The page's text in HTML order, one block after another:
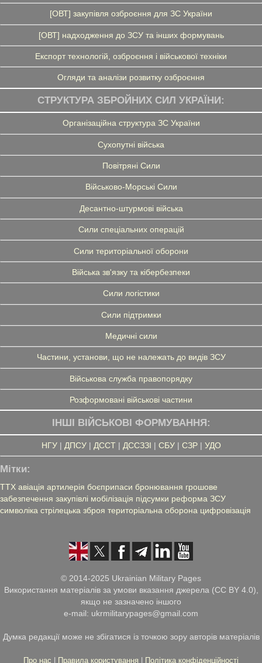
[ОВТ] закупівля озброєння для ЗС України
[ОВТ] надходження до ЗСУ та інших формувань
Експорт технологій, озброєння і військової техніки
Огляди та аналізи розвитку озброєння
СТРУКТУРА ЗБРОЙНИХ СИЛ УКРАЇНИ:
Організаційна структура ЗС України
Сухопутні війська
Повітряні Сили
Військово-Морські Сили
Десантно-штурмові війська
Сили спеціальних операцій
Сили територіальної оборони
Війська зв'язку та кібербезпеки
Сили логістики
Сили підтримки
Медичні сили
Частини, установи, що не належать до видів ЗСУ
Військова служба правопорядку
Розформовані військові частини
ІНШІ ВІЙСЬКОВІ ФОРМУВАННЯ:
НГУ| ДПСУ| ДССТ| ДССЗЗІ | СБУ| СЗР| УДО
Мітки:
ТТХ авіація артилерія боєприпаси бронювання грошове
забезпечення закупівлі мобілізація підсумки реформа ЗСУ
символіка стрілецька зброя територіальна оборона цифровізація
© 2014-2025 Ukrainian Military Pages
Використання матеріалів за умови вказання джерела (CC BY 4.0),
якщо не зазначено іншого
e-mail: ukrmilitarypages@gmail.com
Думка редакції може не збігатися із точкою зору авторів матеріалів
Про нас | Правила користування | Політика конфіденційності